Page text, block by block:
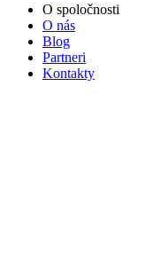
O spoločnosti
O nás
Blog
Partneri
Kontakty